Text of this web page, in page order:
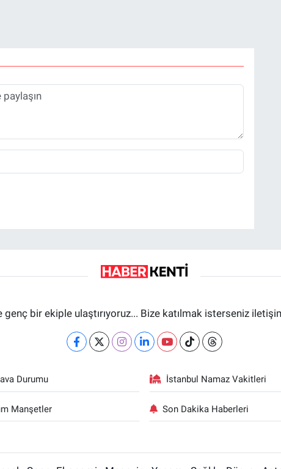
bir ekiple ulaştırıyoruz... Bize katılmak isterseniz
Durumu İstanbul Namaz Vakitleri
Manşetler Son Dakika Haberleri